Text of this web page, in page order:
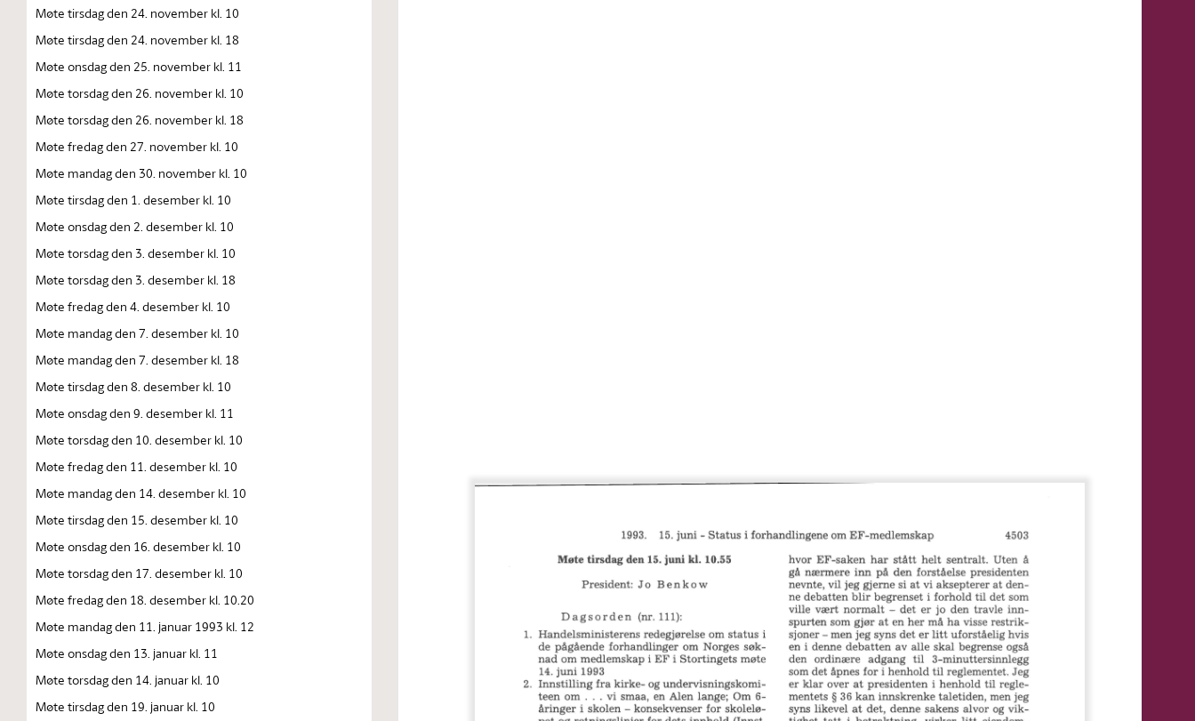
Møte tirsdag den 24. november kl. 10
Møte tirsdag den 24. november kl. 18
Møte onsdag den 25. november kl. 11
Møte torsdag den 26. november kl. 10
Møte torsdag den 26. november kl. 18
Møte fredag den 27. november kl. 10
Møte mandag den 30. november kl. 10
Møte tirsdag den 1. desember kl. 10
Møte onsdag den 2. desember kl. 10
Møte torsdag den 3. desember kl. 10
Møte torsdag den 3. desember kl. 18
Møte fredag den 4. desember kl. 10
Møte mandag den 7. desember kl. 10
Møte mandag den 7. desember kl. 18
Møte tirsdag den 8. desember kl. 10
Møte onsdag den 9. desember kl. 11
Møte torsdag den 10. desember kl. 10
Møte fredag den 11. desember kl. 10
Møte mandag den 14. desember kl. 10
Møte tirsdag den 15. desember kl. 10
Møte onsdag den 16. desember kl. 10
Møte torsdag den 17. desember kl. 10
Møte fredag den 18. desember kl. 10.20
Møte mandag den 11. januar 1993 kl. 12
Møte onsdag den 13. januar kl. 11
Møte torsdag den 14. januar kl. 10
Møte tirsdag den 19. januar kl. 10